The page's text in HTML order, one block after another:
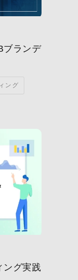
ブランデ
ング
ング実践